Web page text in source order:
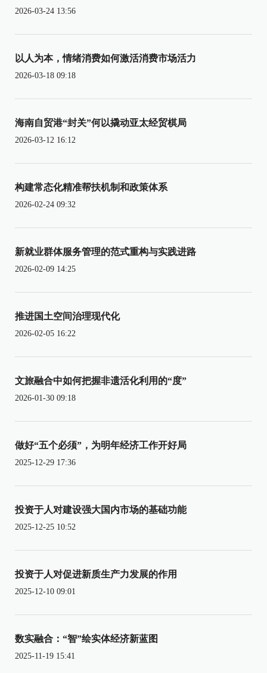
2026-03-24 13:56
以人为本，情绪消费如何激活消费市场活力
2026-03-18 09:18
海南自贸港“封关”何以撬动亚太经贸棋局
2026-03-12 16:12
构建常态化精准帮扶机制和政策体系
2026-02-24 09:32
新就业群体服务管理的范式重构与实践进路
2026-02-09 14:25
推进国土空间治理现代化
2026-02-05 16:22
文旅融合中如何把握非遗活化利用的“度”
2026-01-30 09:18
做好“五个必须”，为明年经济工作开好局
2025-12-29 17:36
投资于人对建设强大国内市场的基础功能
2025-12-25 10:52
投资于人对促进新质生产力发展的作用
2025-12-10 09:01
数实融合：“智”绘实体经济新蓝图
2025-11-19 15:41